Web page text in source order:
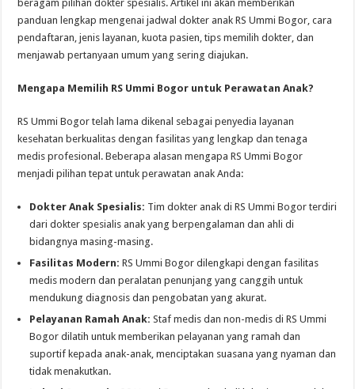
beragam pilihan dokter spesialis. Artikel ini akan memberikan
panduan lengkap mengenai jadwal dokter anak RS Ummi Bogor, cara
pendaftaran, jenis layanan, kuota pasien, tips memilih dokter, dan
menjawab pertanyaan umum yang sering diajukan.
Mengapa Memilih RS Ummi Bogor untuk Perawatan Anak?
RS Ummi Bogor telah lama dikenal sebagai penyedia layanan
kesehatan berkualitas dengan fasilitas yang lengkap dan tenaga
medis profesional. Beberapa alasan mengapa RS Ummi Bogor
menjadi pilihan tepat untuk perawatan anak Anda:
Dokter Anak Spesialis: Tim dokter anak di RS Ummi Bogor terdiri
dari dokter spesialis anak yang berpengalaman dan ahli di
bidangnya masing-masing.
Fasilitas Modern: RS Ummi Bogor dilengkapi dengan fasilitas
medis modern dan peralatan penunjang yang canggih untuk
mendukung diagnosis dan pengobatan yang akurat.
Pelayanan Ramah Anak: Staf medis dan non-medis di RS Ummi
Bogor dilatih untuk memberikan pelayanan yang ramah dan
suportif kepada anak-anak, menciptakan suasana yang nyaman dan
tidak menakutkan.